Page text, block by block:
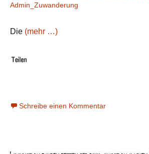
Admin_Zuwanderung
Die (mehr …)
Schreibe einen Kommentar